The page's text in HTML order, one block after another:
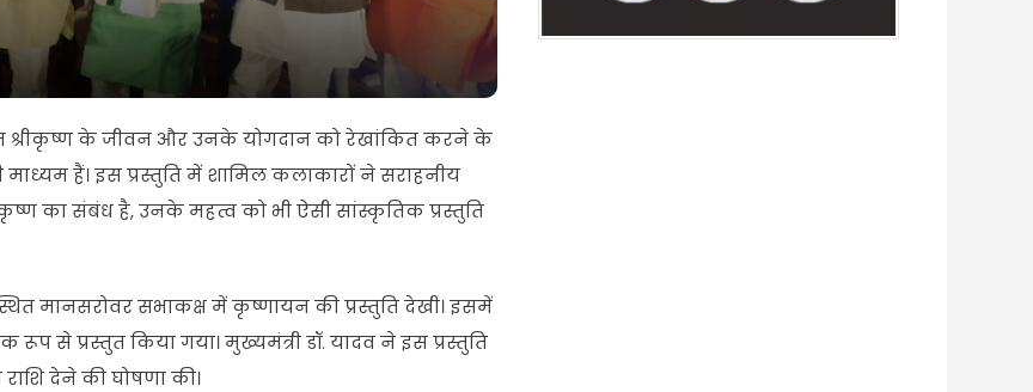
श्रीकृष्ण के जीवन और उनके योगदान को रेखांकित करने के
माध्यम हैं। इस प्रस्तुति में शामिल कलाकारों ने सराहनीय
का संबंध है, उनके महत्व को भी ऐसी सांस्कृतिक प्रस्तुति
मानसरोवर सभाकक्ष में कृष्णायन की प्रस्तुति देखी। इसमें
से प्रस्तुत किया गया। मुख्यमंत्री डॉ. यादव ने इस प्रस्तुति
देने की घोषणा की।